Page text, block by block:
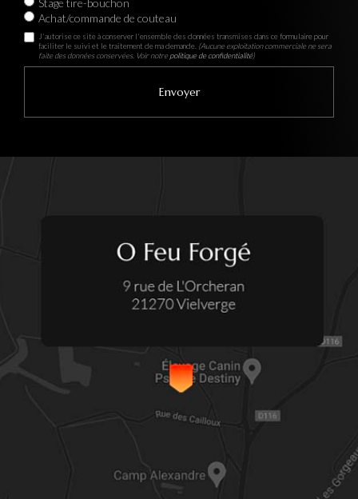
Achat/commande de couteau
J'autorise ce site à conserver l'ensemble des données transmises dans ce formulaire pour
faciliter le suivi et le traitement de ma demande. (Aucune exploitation commerciale ne sera
faite des données conservées. Voir notrepolitique de confidentialité)